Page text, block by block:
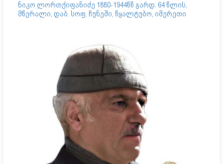
ნიკო ლორთქიფანიძე 1880-1944წწ გარდ. 64 წლის,
მწერალი, დაბ. სოფ. ჩუნეში, წყალტუბო, იმერეთი